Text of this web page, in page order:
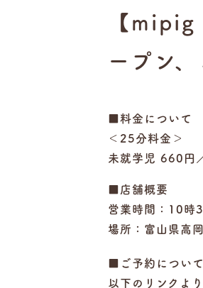
【
ープン
■料金について
＜25分料金＞
未就学児 660円
■店舗概要
営業時間：10時
場所：富山県高
■ご予約について
以下のリンクよ